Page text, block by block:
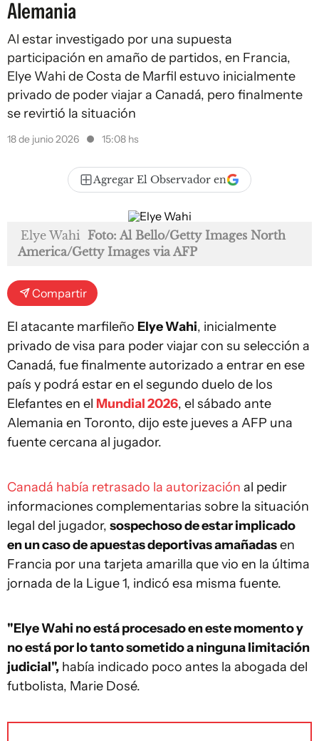
Alemania
Al estar investigado por una supuesta
participación en amaño de partidos, en Francia,
Elye Wahi de Costa de Marfil estuvo inicialmente
privado de poder viajar a Canadá, pero finalmente
se revirtió la situación
18 de junio 2026 15:08 hs
Agregar El Observador en
Elye Wahi Foto: Al Bello/Getty Images North
America/Getty Images via AFP
Compartir
El atacante marfileño Elye Wahi, inicialmente
privado de visa para poder viajar con su selección a
Canadá, fue finalmente autorizado a entrar en ese
país y podrá estar en el segundo duelo de los
Elefantes en el Mundial 2026, el sábado ante
Alemania en Toronto, dijo este jueves a AFP una
fuente cercana al jugador.
Canadá había retrasado la autorización al pedir
informaciones complementarias sobre la situación
legal del jugador, sospechoso de estar implicado
en un caso de apuestas deportivas amañadasen
Francia por una tarjeta amarilla que vio en la última
jornada de la Ligue 1, indicó esa misma fuente.
"Elye Wahi no está procesado en este momento y
no está por lo tanto sometido a ninguna limitación
judicial", había indicado poco antes la abogada del
futbolista, Marie Dosé.